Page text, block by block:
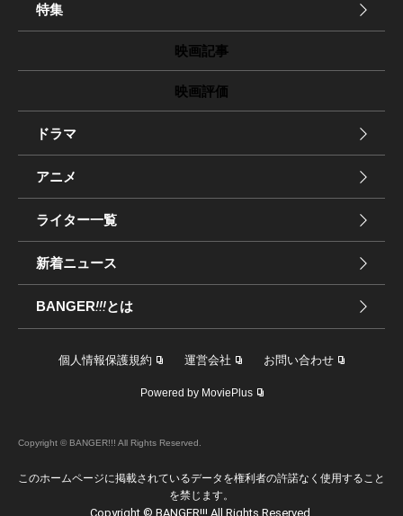
特集
映画記事
映画評価
ドラマ
アニメ
ライター一覧
新着ニュース
BANGER!!!とは
個人情報保護規約 運営会社 お問い合わせ
Powered by MoviePlus
Copyright © BANGER!!! All Rights Reserved.
このホームページに掲載されているデータを権利者の許諾なく使用すること
を禁じます。
Copyright © BANGER!!! All Rights Reserved.